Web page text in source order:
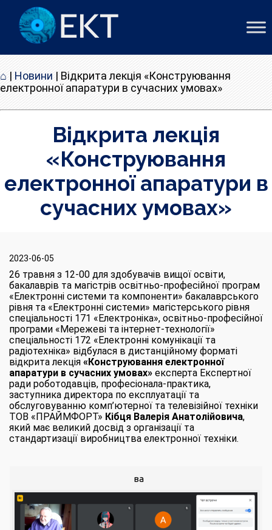
⌂ | Новини | Відкрита лекція «Конструювання
електронної апаратури в сучасних умовах»
Відкрита лекція
«Конструювання
електронної апаратури в
сучасних умовах»
2023-06-05
26 травня з 12-00 для здобувачів вищої освіти,
бакалаврів та магістрів освітньо-професійної програм
«Електронні системи та компоненти» бакалаврського
рівня та «Електронні системи» магістерського рівня
спеціальності 171 «Електроніка», освітньо-професійної
програми «Мережеві та інтернет-технології»
спеціальності 172 «Електронні комунікації та
радіотехніка» відбулася в дистанційному форматі
відкрита лекція «Конструювання електронної
апаратури в сучасних умовах» експерта Експертної
ради роботодавців, професіонала-практика,
заступника директора по експлуатації та
обслуговуванню комп’ютерної та телевізійної техніки
ТОВ «ПРАЙМФОРТ» Кібця Валерія Анатолійовича,
який має великий досвід з організації та
стандартизації виробництва електронної техніки.
ва